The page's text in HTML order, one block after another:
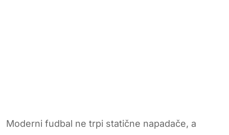
Moderni fudbal ne trpi statične napadače, a